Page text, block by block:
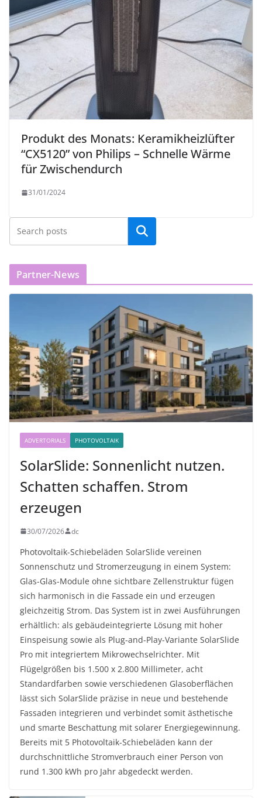
Produkt des Monats: Keramikheizlüfter
“CX5120” von Philips – Schnelle Wärme
für Zwischendurch
31/01/2024
Partner-News
ADVERTORIALS PHOTOVOLTAIK
SolarSlide: Sonnenlicht nutzen.
Schatten schaffen. Strom
erzeugen
30/07/2026 dc
Photovoltaik-Schiebeläden SolarSlide vereinen
Sonnenschutz und Stromerzeugung in einem System:
Glas-Glas-Module ohne sichtbare Zellenstruktur fügen
sich harmonisch in die Fassade ein und erzeugen
gleichzeitig Strom. Das System ist in zwei Ausführungen
erhältlich: als gebäudeintegrierte Lösung mit hoher
Einspeisung sowie als Plug-and-Play-Variante SolarSlide
Pro mit integriertem Mikrowechselrichter. Mit
Flügelgrößen bis 1.500 x 2.800 Millimeter, acht
Standardfarben sowie verschiedenen Glasoberflächen
lässt sich SolarSlide präzise in neue und bestehende
Fassaden integrieren und verbindet somit ästhetische
und smarte Beschattung mit solarer Energiegewinnung.
Bereits mit 5 Photovoltaik-Schiebeläden kann der
durchschnittliche Stromverbrauch einer Person von
rund 1.300 kWh pro Jahr abgedeckt werden.